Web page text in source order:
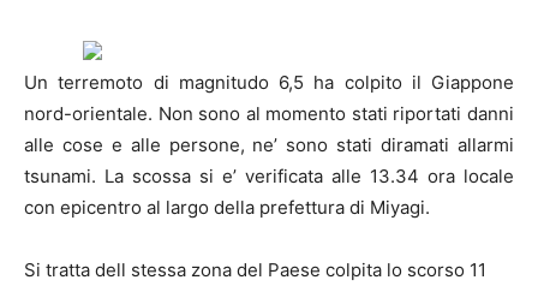
Un terremoto di magnitudo 6,5 ha colpito il Giappone
nord-orientale. Non sono al momento stati riportati danni
alle cose e alle persone, ne’ sono stati diramati allarmi
tsunami. La scossa si e’ verificata alle 13.34 ora locale
con epicentro al largo della prefettura di Miyagi.
Si tratta dell stessa zona del Paese colpita lo scorso 11